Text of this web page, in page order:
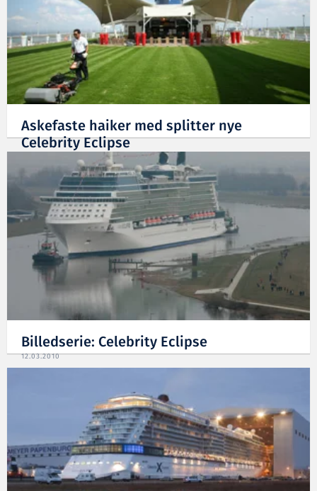
Askefaste haiker med splitter nye
Celebrity Eclipse
Billedserie: Celebrity Eclipse
12.03.2010